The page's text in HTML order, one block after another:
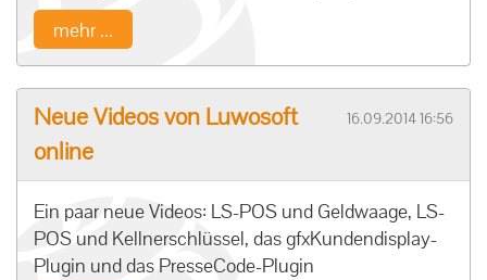
mehr ...
Neue Videos von Luwosoft
online
16.09.2014 16:56
Ein paar neue Videos: LS-POS und Geldwaage, LS-
POS und Kellnerschlüssel, das gfxKundendisplay-
Plugin und das PresseCode-Plugin